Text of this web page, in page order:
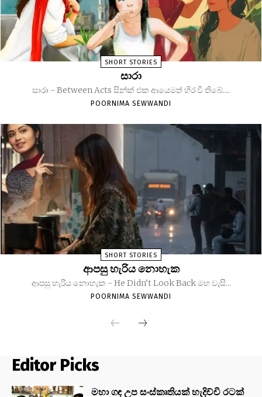
SHORT STORIES
සාරා
සාරා - Between Acts සින්ක් එක ආයෙමත් හිර වී තිබේ....
POORNIMA SEWWANDI
SHORT STORIES
ආපසු හැරිය නොහැක
ආපසු හැරිය නොහැක - He Didn’t Look Back මහ වැසි...
POORNIMA SEWWANDI
Editor Picks
මහා ගඳ උප සංස්කෘතියක් හැදිච්චි රටක්